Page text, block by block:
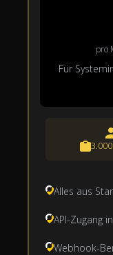
pro
Für
Alles aus
API-Zugang
Webhook-